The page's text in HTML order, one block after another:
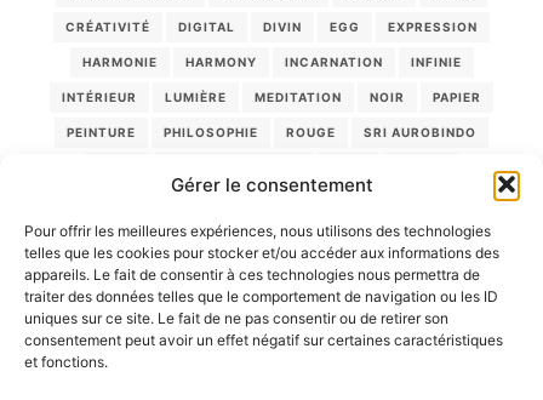
Gérer le consentement
Pour offrir les meilleures expériences, nous utilisons des technologies
telles que les cookies pour stocker et/ou accéder aux informations des
appareils. Le fait de consentir à ces technologies nous permettra de
traiter des données telles que le comportement de navigation ou les ID
uniques sur ce site. Le fait de ne pas consentir ou de retirer son
consentement peut avoir un effet négatif sur certaines caractéristiques
et fonctions.
CRÉATIVITÉ DIGITAL DIVIN EGG EXPRESSION
HARMONIE HARMONY INCARNATION INFINIE
INTÉRIEUR LUMIÈRE MEDITATION NOIR PAPIER
PEINTURE PHILOSOPHIE ROUGE SRI AUROBINDO
PANIER
Votre panier est vide.